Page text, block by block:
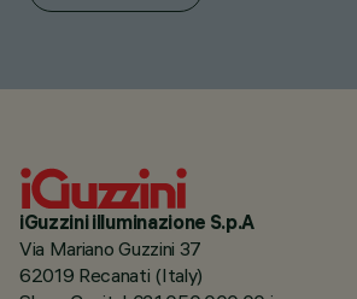
iGuzzini illuminazione S.p.A
Via Mariano Guzzini 37
62019 Recanati (Italy)